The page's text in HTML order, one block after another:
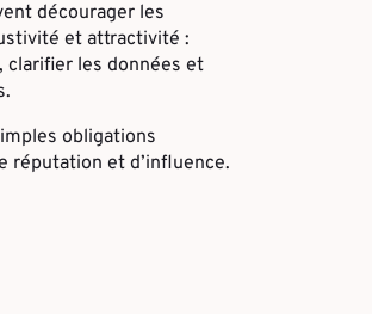
décourager les
et attractivité :
clarifier les données et
obligations
réputation et d’influence.